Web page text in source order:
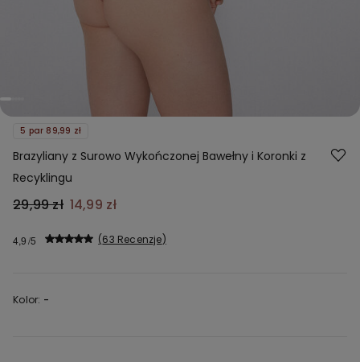
5 par 89,99 zł
Brazyliany z Surowo Wykończonej Bawełny i Koronki z
Recyklingu
29,99 zł 14,99 zł
4,9 63 Recenzje
Kolor: -